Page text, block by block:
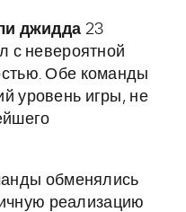
джидда 23
с невероятной
Обе команды
уровень игры, не
обменялись
реализацию